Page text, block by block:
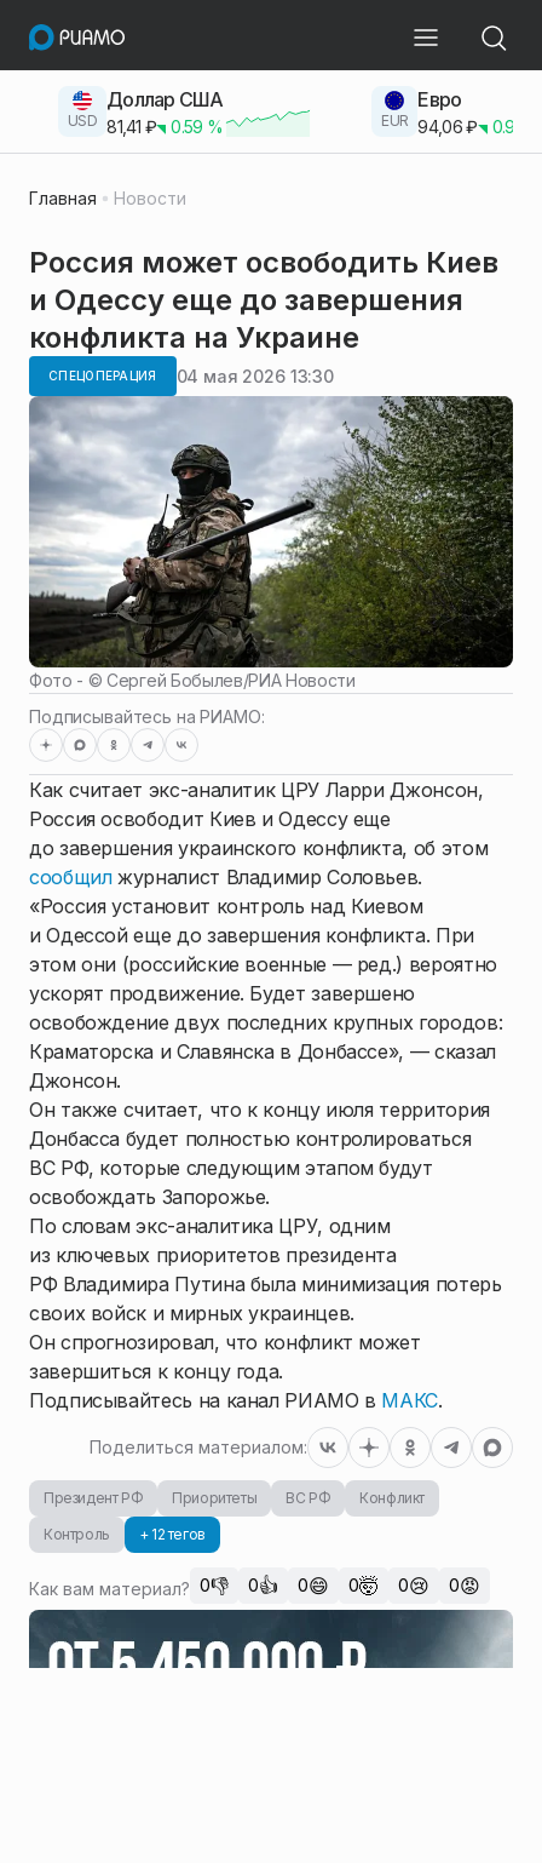
USD
Доллар США
81,41 ₽ 0.59 % EUR
Евро
94,06₽ 0.93
Главная Новости
Россия может освободить Киев
и Одессу еще до завершения
конфликта на Украине
СПЕЦОПЕРАЦИЯ 04 мая 2026 13:30
Фото - ©Сергей Бобылев/РИА Новости
Подписывайтесь на РИАМО:
Как считает экс-аналитик ЦРУ Ларри Джонсон,
Россия освободит Киев и Одессу еще
до завершения украинского конфликта, об этом
сообщилжурналист Владимир Соловьев.
«Россия установит контроль над Киевом
и Одессой еще до завершения конфликта. При
этом они (российские военные — ред.) вероятно
ускорят продвижение. Будет завершено
освобождение двух последних крупных городов:
Краматорска и Славянска в Донбассе», — сказал
Джонсон.
Он также считает, что к концу июля территория
Донбасса будет полностью контролироваться
ВС РФ, которые следующим этапом будут
освобождать Запорожье.
По словам экс-аналитика ЦРУ, одним
из ключевых приоритетов президента
РФ Владимира Путина была минимизация потерь
своих войск и мирных украинцев.
Он спрогнозировал, что конфликт может
завершиться к концу года.
Подписывайтесь на канал РИАМО в МАКС.
Поделиться материалом:
Президент РФ Приоритеты ВС РФ
Конфликт
Контроль
+ 12 тегов
Как вам материал? 0👎 0👍 0😄 0🤯 0😢 0😡